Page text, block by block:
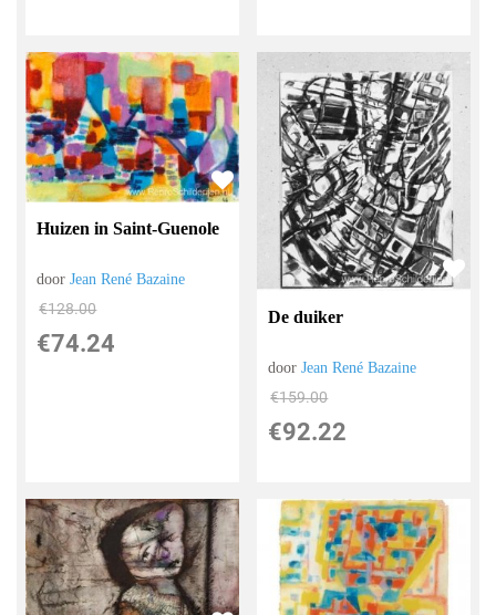
Huizen in Saint-Guenole
doorJean René Bazaine
€128.00
€74.24
De duiker
doorJean René Bazaine
€159.00
€92.22